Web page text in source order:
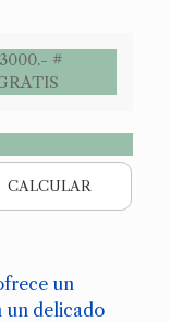
#
CALCULAR
un
un delicado